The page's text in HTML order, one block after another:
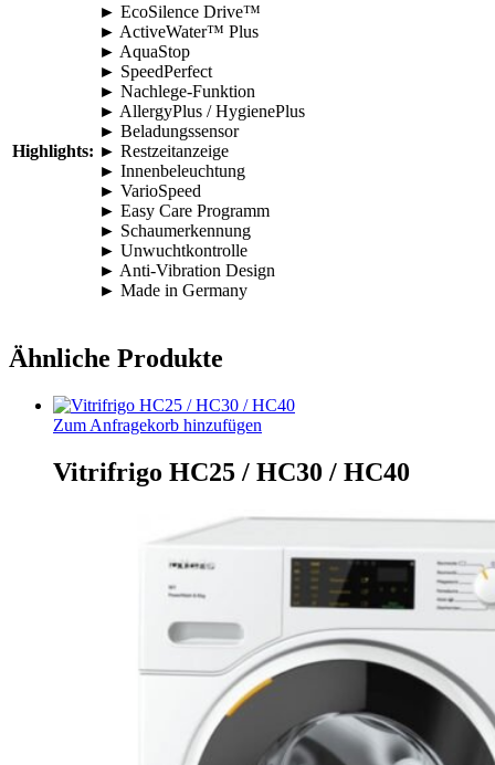
Highlights:
► EcoSilence Drive™
► ActiveWater™ Plus
► AquaStop
► SpeedPerfect
► Nachlege-Funktion
► AllergyPlus / HygienePlus
► Beladungssensor
► Restzeitanzeige
► Innenbeleuchtung
► VarioSpeed
► Easy Care Programm
► Schaumerkennung
► Unwuchtkontrolle
► Anti-Vibration Design
► Made in Germany
Ähnliche Produkte
Zum Anfragekorb hinzufügen
Vitrifrigo HC25 / HC30 / HC40